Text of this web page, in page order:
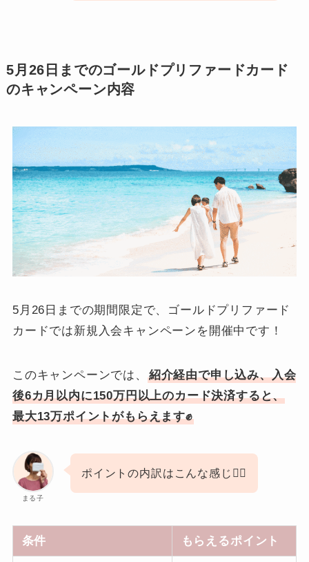
5月26日までのゴールドプリファードカード
のキャンペーン内容
5月26日までの期間限定で、ゴールドプリファード
カードでは新規入会キャンペーンを開催中です！
このキャンペーンでは、
紹介経由で申し込み、入会
後6カ月以内に150万円以上のカード決済すると、
最大13万ポイントがもらえます✊
まる子
ポイントの内訳はこんな感じ🙋‍♀️
条件 もらえるポイント